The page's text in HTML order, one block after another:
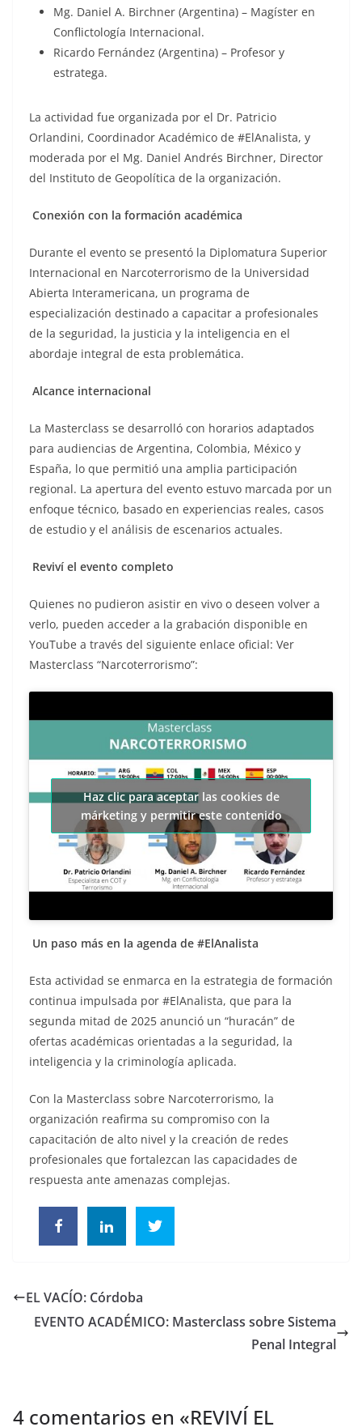
Mg. Daniel A. Birchner (Argentina) – Magíster en
Conflictología Internacional.
Ricardo Fernández (Argentina) – Profesor y
estratega.
La actividad fue organizada por el Dr. Patricio
Orlandini, Coordinador Académico de #ElAnalista, y
moderada por el Mg. Daniel Andrés Birchner, Director
del Instituto de Geopolítica de la organización.
Conexión con la formación académica
Durante el evento se presentó la Diplomatura Superior
Internacional en Narcoterrorismo de la Universidad
Abierta Interamericana, un programa de
especialización destinado a capacitar a profesionales
de la seguridad, la justicia y la inteligencia en el
abordaje integral de esta problemática.
Alcance internacional
La Masterclass se desarrolló con horarios adaptados
para audiencias de Argentina, Colombia, México y
España, lo que permitió una amplia participación
regional. La apertura del evento estuvo marcada por un
enfoque técnico, basado en experiencias reales, casos
de estudio y el análisis de escenarios actuales.
Reviví el evento completo
Quienes no pudieron asistir en vivo o deseen volver a
verlo, pueden acceder a la grabación disponible en
YouTube a través del siguiente enlace oficial: Ver
Masterclass “Narcoterrorismo”:
Haz clic para aceptar las cookies de
márketing y permitir este contenido
Un paso más en la agenda de #ElAnalista
Esta actividad se enmarca en la estrategia de formación
continua impulsada por #ElAnalista, que para la
segunda mitad de 2025 anunció un “huracán” de
ofertas académicas orientadas a la seguridad, la
inteligencia y la criminología aplicada.
Con la Masterclass sobre Narcoterrorismo, la
organización reafirma su compromiso con la
capacitación de alto nivel y la creación de redes
profesionales que fortalezcan las capacidades de
respuesta ante amenazas complejas.
EL VACÍO: Córdoba
EVENTO ACADÉMICO: Masterclass sobre Sistema
Penal Integral
4 comentarios en «REVIVÍ EL